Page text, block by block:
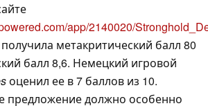
app/2140020/
метакритический балл 80
балл 8,6. Немецкий игровой
оценил ее в 7 баллов из 10.
предложение должно особенно